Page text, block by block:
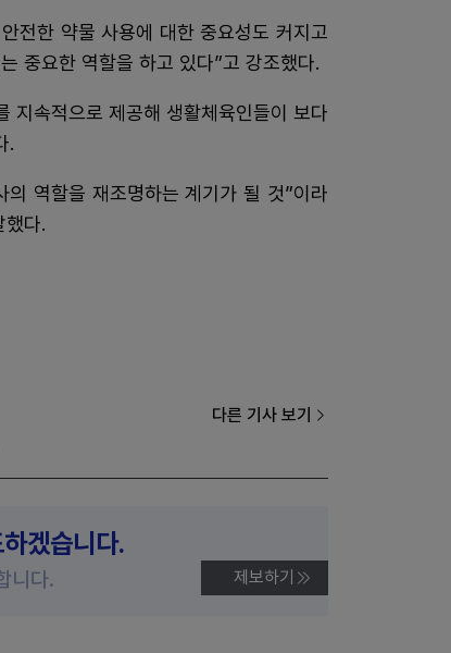
전한 약물 사용에 대한 중요성도 커지고
중요한 역할을 하고 있다”고 강조했다.
지속적으로 제공해 생활체육인들이 보다
.
역할을 재조명하는 계기가 될 것”이라
했다.
다른 기사 보기
겠습니다.
니다. 제보하기